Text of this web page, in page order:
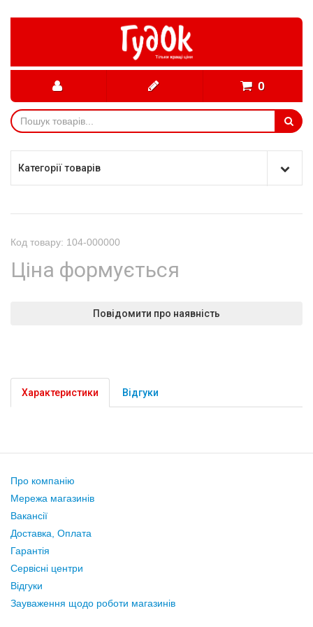
0
Категорії товарів
Код товару: 104-000000
Ціна формується
Повідомити про наявність
Характеристики Відгуки
Про компанію
Мережа магазинів
Вакансії
Доставка, Оплата
Гарантія
Сервісні центри
Відгуки
Зауваження щодо роботи магазинів